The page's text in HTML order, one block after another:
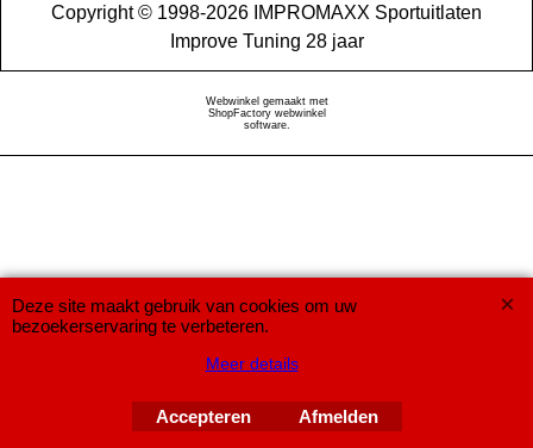
Copyright © 1998-2026 IMPROMAXX Sportuitlaten
Improve Tuning 28 jaar
Webwinkel gemaakt met
ShopFactory webwinkel
software.
Deze site maakt gebruik van cookies om uw
bezoekerservaring te verbeteren.
Meer details
Accepteren Afmelden